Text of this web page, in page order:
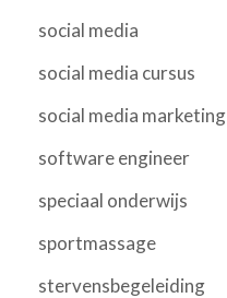
social media
social media cursus
social media marketing
software engineer
speciaal onderwijs
sportmassage
stervensbegeleiding